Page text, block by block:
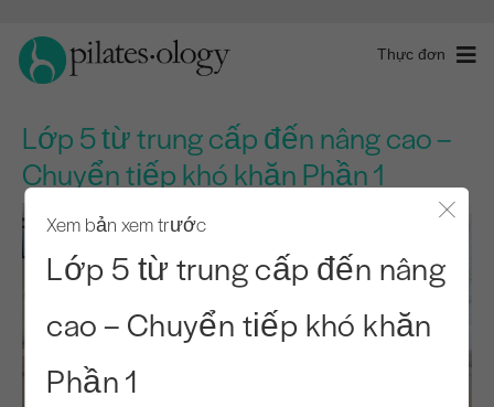
Thực đơn
Lớp 5 từ trung cấp đến nâng cao –
Chuyển tiếp khó khăn Phần 1
Xem bản xem trước
Lớp 5 từ trung cấp đến nâng
cao – Chuyển tiếp khó khăn
Phần 1